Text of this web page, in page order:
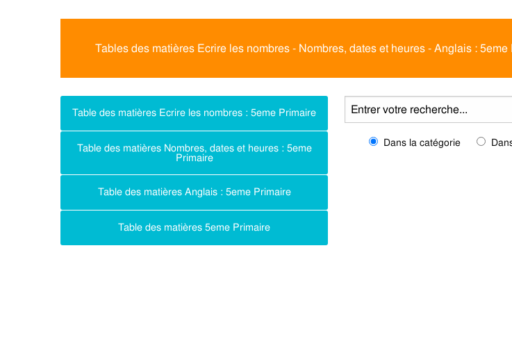
Tables des matières Ecrire les nombres - Nombres, dates et heures - Anglais : 5eme
Table des matières Ecrire les nombres : 5eme Primaire
Table des matières Nombres, dates et heures : 5eme
Primaire
Table des matières Anglais : 5eme Primaire
Table des matières 5eme Primaire
Dans la catégorie